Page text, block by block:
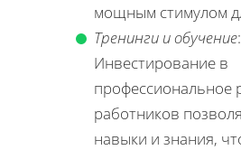
мощным стимулом
Тренинги и обучение:
Инвестирование в
профессиональное
работников
навыки и знания,